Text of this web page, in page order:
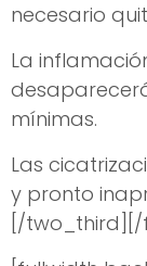
necesario
La
mínimas.
Las
y pronto
[/two_third][/